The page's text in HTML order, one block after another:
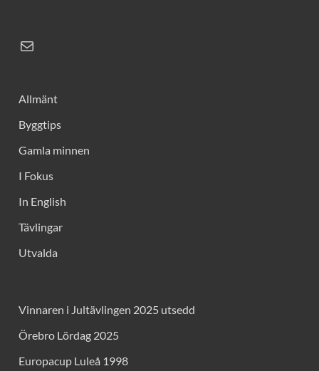
Allmänt
Byggtips
Gamla minnen
I Fokus
In English
Tävlingar
Utvalda
Vinnaren i Jultävlingen 2025 utsedd
Örebro Lördag 2025
Europacup Luleå 1998